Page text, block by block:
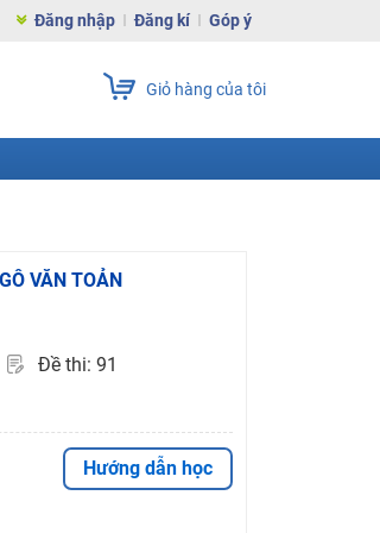
Đăng nhập Đăng kí Góp ý
Giỏ hàng của tôi
VĂN TOẢN
Đề thi: 91
Hướng dẫn học